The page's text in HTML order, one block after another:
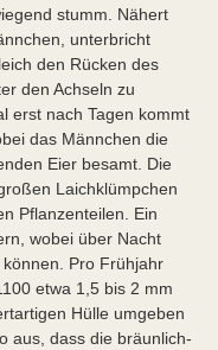
stumm. Nähert
unterbricht
den Rücken des
den Achseln zu
erst nach Tagen kommt
das Männchen die
Eier besamt. Die
Laichklümpchen
Pflanzenteilen. Ein
wobei über Nacht
Pro Frühjahr
etwa 1,5 bis 2 mm
Hülle umgeben
aus, dass die bräunlich-